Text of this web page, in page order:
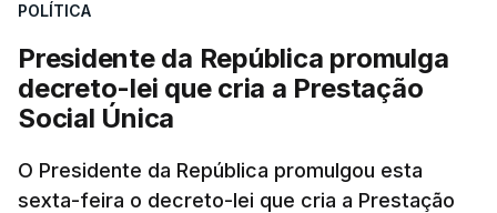
POLÍTICA
Presidente da República promulga
decreto-lei que cria a Prestação
Social Única
O Presidente da República promulgou esta
sexta-feira o decreto-lei que cria a Prestação